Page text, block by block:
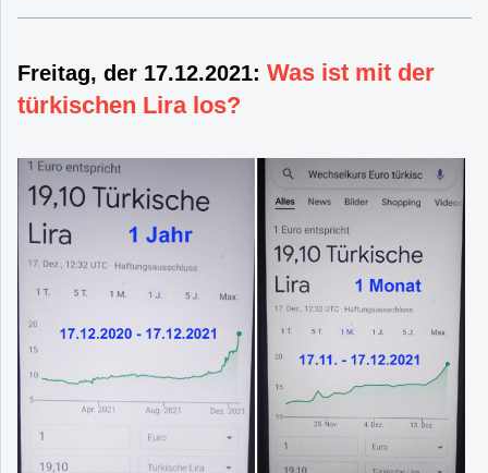
Freitag, der 17.12.2021: Was ist mit der
türkischen Lira los?